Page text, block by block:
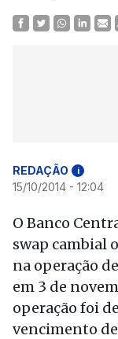
REDAÇÃO i
15/10/2014 - 12:04
O Banco
swap cambial
na operação
em 3 de
operação foi
vencimento